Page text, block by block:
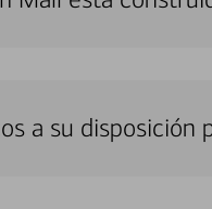
a su disposición